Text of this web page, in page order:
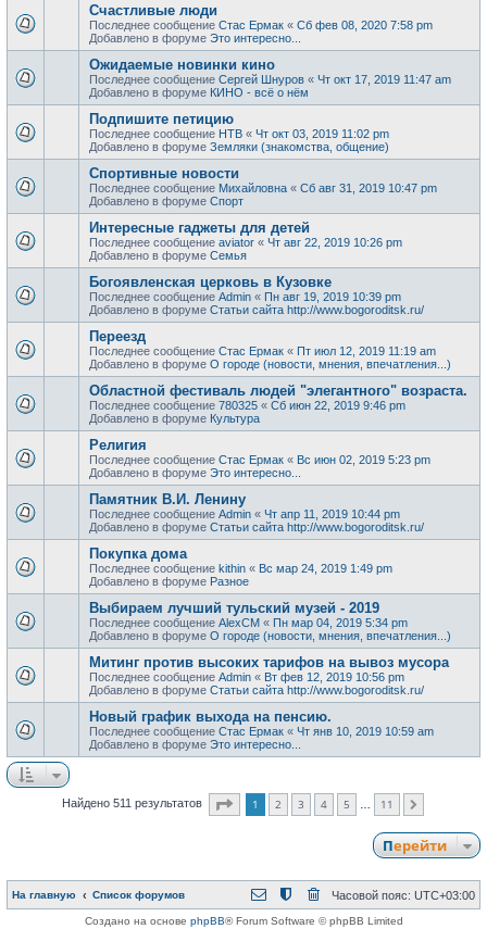
Счастливые люди
Последнее сообщение Стас Ермак « Сб фев 08, 2020 7:58 pm
Добавлено в форуме Это интересно...
Ожидаемые новинки кино
Последнее сообщение Сергей Шнуров « Чт окт 17, 2019 11:47 am
Добавлено в форуме КИНО - всё о нём
Подпишите петицию
Последнее сообщение НТВ « Чт окт 03, 2019 11:02 pm
Добавлено в форуме Земляки (знакомства, общение)
Спортивные новости
Последнее сообщение Михайловна « Сб авг 31, 2019 10:47 pm
Добавлено в форуме Спорт
Интересные гаджеты для детей
Последнее сообщение aviator « Чт авг 22, 2019 10:26 pm
Добавлено в форуме Семья
Богоявленская церковь в Кузовке
Последнее сообщение Admin « Пн авг 19, 2019 10:39 pm
Добавлено в форуме Статьи сайта http://www.bogoroditsk.ru/
Переезд
Последнее сообщение Стас Ермак « Пт июл 12, 2019 11:19 am
Добавлено в форуме О городе (новости, мнения, впечатления...)
Областной фестиваль людей "элегантного" возраста.
Последнее сообщение 780325 « Сб июн 22, 2019 9:46 pm
Добавлено в форуме Культура
Религия
Последнее сообщение Стас Ермак « Вс июн 02, 2019 5:23 pm
Добавлено в форуме Это интересно...
Памятник В.И. Ленину
Последнее сообщение Admin « Чт апр 11, 2019 10:44 pm
Добавлено в форуме Статьи сайта http://www.bogoroditsk.ru/
Покупка дома
Последнее сообщение kithin « Вс мар 24, 2019 1:49 pm
Добавлено в форуме Разное
Выбираем лучший тульский музей - 2019
Последнее сообщение AlexCM « Пн мар 04, 2019 5:34 pm
Добавлено в форуме О городе (новости, мнения, впечатления...)
Митинг против высоких тарифов на вывоз мусора
Последнее сообщение Admin « Вт фев 12, 2019 10:56 pm
Добавлено в форуме Статьи сайта http://www.bogoroditsk.ru/
Новый график выхода на пенсию.
Последнее сообщение Стас Ермак « Чт янв 10, 2019 10:59 am
Добавлено в форуме Это интересно...
Найдено 511 результатов Страница из
1 2 3 4 5 11
Перейти
На главную Список форумов Часовой пояс: UTC+03:00
Создано на основе phpBB® Forum Software © phpBB Limited